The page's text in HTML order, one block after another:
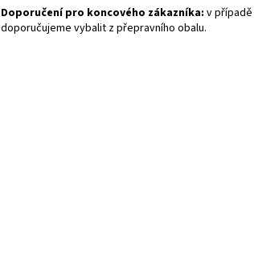
Doporučení pro koncového zákazníka: v
doporučujeme vybalit z přepravního obalu.